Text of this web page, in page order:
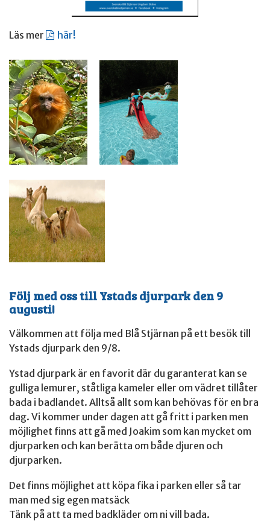
Läs mer här!
Följ med oss till Ystads djurpark den 9
augusti!
Välkommen att följa med Blå Stjärnan på ett besök till
Ystads djurpark den 9/8.
Ystad djurpark är en favorit där du garanterat kan se
gulliga lemurer, ståtliga kameler eller om vädret tillåter
bada i badlandet. Alltså allt som kan behövas för en bra
dag. Vi kommer under dagen att gå fritt i parken men
möjlighet finns att gå med Joakim som kan mycket om
djurparken och kan berätta om både djuren och
djurparken.
Det finns möjlighet att köpa fika i parken eller så tar
man med sig egen matsäck
Tänk på att ta med badkläder om ni vill bada.